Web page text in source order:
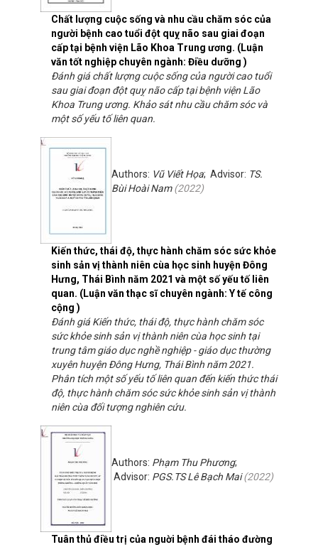
Chất lượng cuộc sống và nhu cầu chăm sóc của
người bệnh cao tuổi đột quỵ não sau giai đoạn
cấp tại bệnh viện Lão Khoa Trung ương. (Luận
văn tốt nghiệp chuyên ngành: Điều dưỡng )
Đánh giá chất lượng cuộc sống của người cao tuổi
sau giai đoạn đột quỵ não cấp tại bệnh viện Lão
Khoa Trung ương. Khảo sát nhu cầu chăm sóc và
một số yếu tố liên quan.
Kiến thức, thái độ, thực hành chăm sóc sức khỏe
sinh sản vị thành niên cùa học sinh huyện Đông
Hưng, Thái Bình năm 2021 và một số yếu tố liên
quan. (Luận văn thạc sĩ chuyên ngành: Y tế công
cộng )
Authors: Vũ Viết Họa; Advisor: TS.
Bùi Hoài Nam(2022)
Đánh giá Kiến thức, thái độ, thực hành chăm sóc
sức khỏe sinh sản vị thành niên cùa học sinh tại
trung tâm giáo dục nghề nghiệp - giáo dục thường
xuyên huyện Đông Hưng, Thái Bình năm 2021.
Phân tích một số yếu tố liên quan đến kiến thức thái
độ, thực hành chăm sóc sức khỏe sinh sản vị thành
niên cùa đối tượng nghiên cứu.
Tuân thủ điều trị của nguời bệnh đái tháo đường
Authors: Phạm Thu Phương;
Advisor: PGS.TS Lê Bạch Mai(2022)